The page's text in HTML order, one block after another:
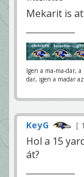
Mekarit is
Igen a ma-ma-dar,
dar, igen a madar
KeyG
Hol a 15
át?